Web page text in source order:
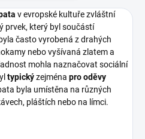
v evropské kultuře zvláštní
prvek, který byl součástí
často vyrobená z drahých
nebo vyšívaná zlatem a
mohla naznačovat sociální
typickýzejména pro oděvy
byla umístěna na různých
pláštích nebo na límci.